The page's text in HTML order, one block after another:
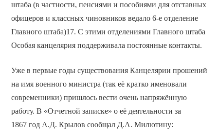
штаба (в частности, пенсиями и пособиями для отставных
офицеров и классных чиновников ведало 6-е отделение
Главного штаба)17. С этими отделениями Главного штаба
Особая канцелярия поддерживала постоянные контакты.
Уже в первые годы существования Канцелярии прошений
на имя военного министра (так её кратко именовали
современники) пришлось вести очень напряжённую
работу. В «Отчетной записке» о её деятельности за
1867 год А.Д. Крылов сообщал Д.А. Милютину: